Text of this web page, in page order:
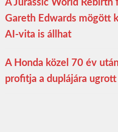
A Jurassic World
Gareth Edwards mögött
AI-vita is állhat
A Honda közel 70 év
profitja a duplájára ugrott